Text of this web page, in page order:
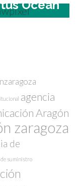
Ocean
agencia
Aragón
zaragoza
de
de suministro